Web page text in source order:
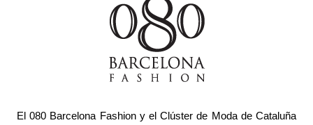
El 080 Barcelona Fashion y el Clúster de Moda de Cataluña